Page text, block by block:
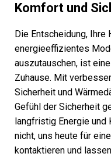
Komfort und
Die Entscheidung, Ihre
energieeffizientes
auszutauschen, ist
Zuhause. Mit
Sicherheit und
Gefühl der Sicherheit
langfristig Energie
nicht, uns heute für
kontaktieren und